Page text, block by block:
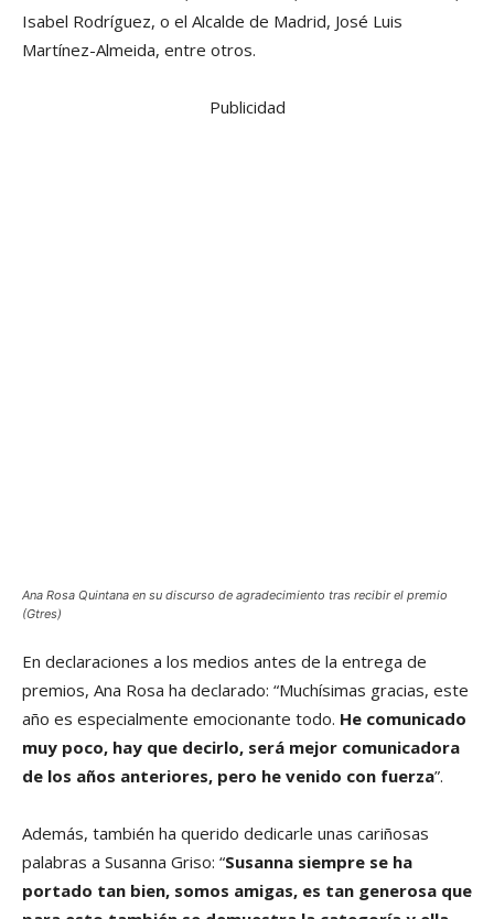
Isabel Rodríguez, o el Alcalde de Madrid, José Luis
Martínez-Almeida, entre otros.
Publicidad
Ana Rosa Quintana en su discurso de agradecimiento tras recibir el premio
(Gtres)
En declaraciones a los medios antes de la entrega de
premios, Ana Rosa ha declarado: “Muchísimas gracias, este
año es especialmente emocionante todo. He comunicado
muy poco, hay que decirlo, será mejor comunicadora
de los años anteriores, pero he venido con fuerza”.
Además, también ha querido dedicarle unas cariñosas
palabras a Susanna Griso: “Susanna siempre se ha
portado tan bien, somos amigas, es tan generosa que